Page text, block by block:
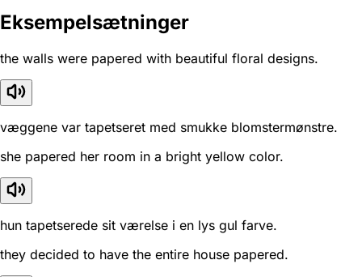
Eksempelsætninger
the walls were papered with beautiful floral designs.
væggene var tapetseret med smukke blomstermønstre.
she papered her room in a bright yellow color.
hun tapetserede sit værelse i en lys gul farve.
they decided to have the entire house papered.